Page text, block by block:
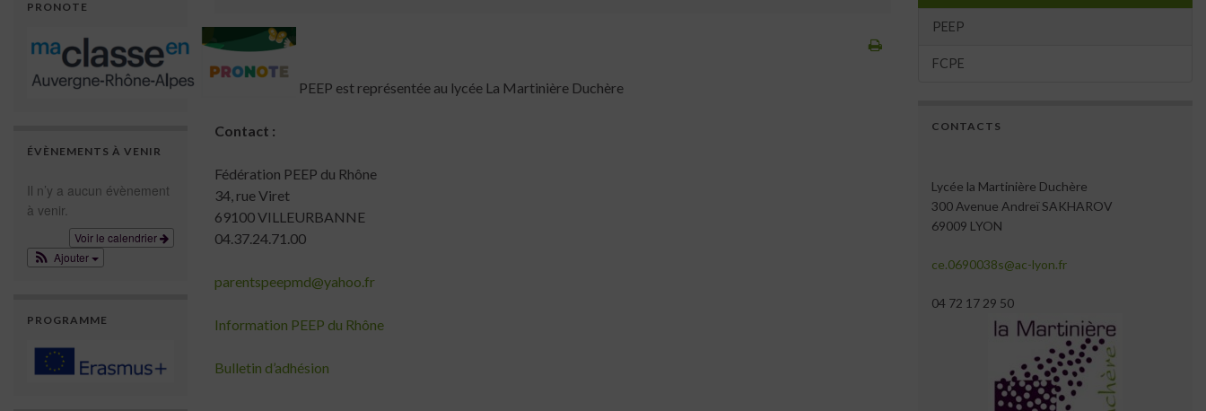
La fédération PEEP est représentée au lycée La Martinière Duchère
Contact :
Fédération PEEP du Rhône
34, rue Viret
69100 VILLEURBANNE
04.37.24.71.00
parentspeepmd@yahoo.fr
Information PEEP du Rhône
Bulletin d’adhésion
PRONOTE
ÉVÈNEMENTS À VENIR
Il n’y a aucun évènement
à venir.
Voir le calendrier
Ajouter
PROGRAMME
PEEP
FCPE
CONTACTS
Lycée la Martinière Duchère
300 Avenue Andreï SAKHAROV
69009 LYON
ce.0690038s@ac-lyon.fr
04 72 17 29 50